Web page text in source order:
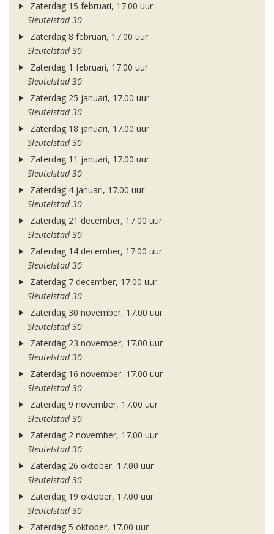
Zaterdag 15 februari, 17.00 uur
Sleutelstad 30
Zaterdag 8 februari, 17.00 uur
Sleutelstad 30
Zaterdag 1 februari, 17.00 uur
Sleutelstad 30
Zaterdag 25 januari, 17.00 uur
Sleutelstad 30
Zaterdag 18 januari, 17.00 uur
Sleutelstad 30
Zaterdag 11 januari, 17.00 uur
Sleutelstad 30
Zaterdag 4 januari, 17.00 uur
Sleutelstad 30
Zaterdag 21 december, 17.00 uur
Sleutelstad 30
Zaterdag 14 december, 17.00 uur
Sleutelstad 30
Zaterdag 7 december, 17.00 uur
Sleutelstad 30
Zaterdag 30 november, 17.00 uur
Sleutelstad 30
Zaterdag 23 november, 17.00 uur
Sleutelstad 30
Zaterdag 16 november, 17.00 uur
Sleutelstad 30
Zaterdag 9 november, 17.00 uur
Sleutelstad 30
Zaterdag 2 november, 17.00 uur
Sleutelstad 30
Zaterdag 26 oktober, 17.00 uur
Sleutelstad 30
Zaterdag 19 oktober, 17.00 uur
Sleutelstad 30
Zaterdag 5 oktober, 17.00 uur